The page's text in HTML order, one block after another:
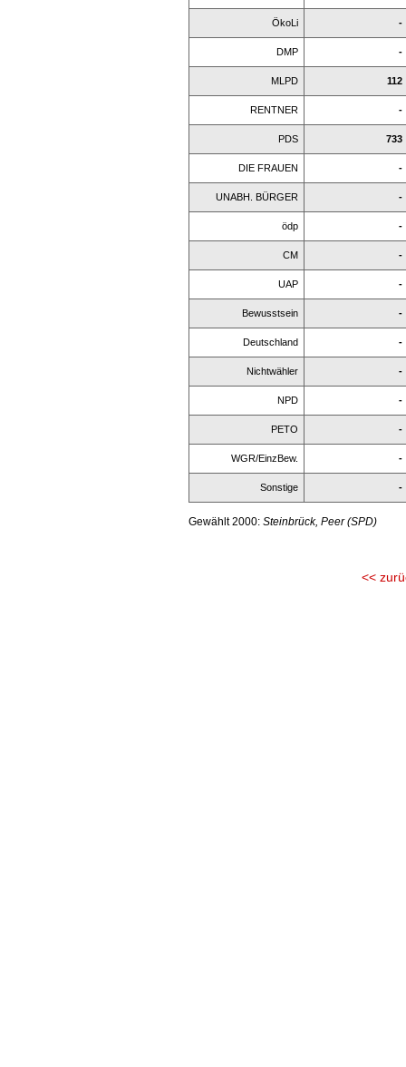
ÖkoLi -
DMP -
MLPD 112
RENTNER -
PDS 733
DIE FRAUEN -
UNABH. BÜRGER -
ödp -
CM -
UAP -
Bewusstsein -
Deutschland -
Nichtwähler -
NPD -
PETO -
WGR/EinzBew. -
Sonstige -
Gewählt 2000:Steinbrück, Peer (SPD)
<<